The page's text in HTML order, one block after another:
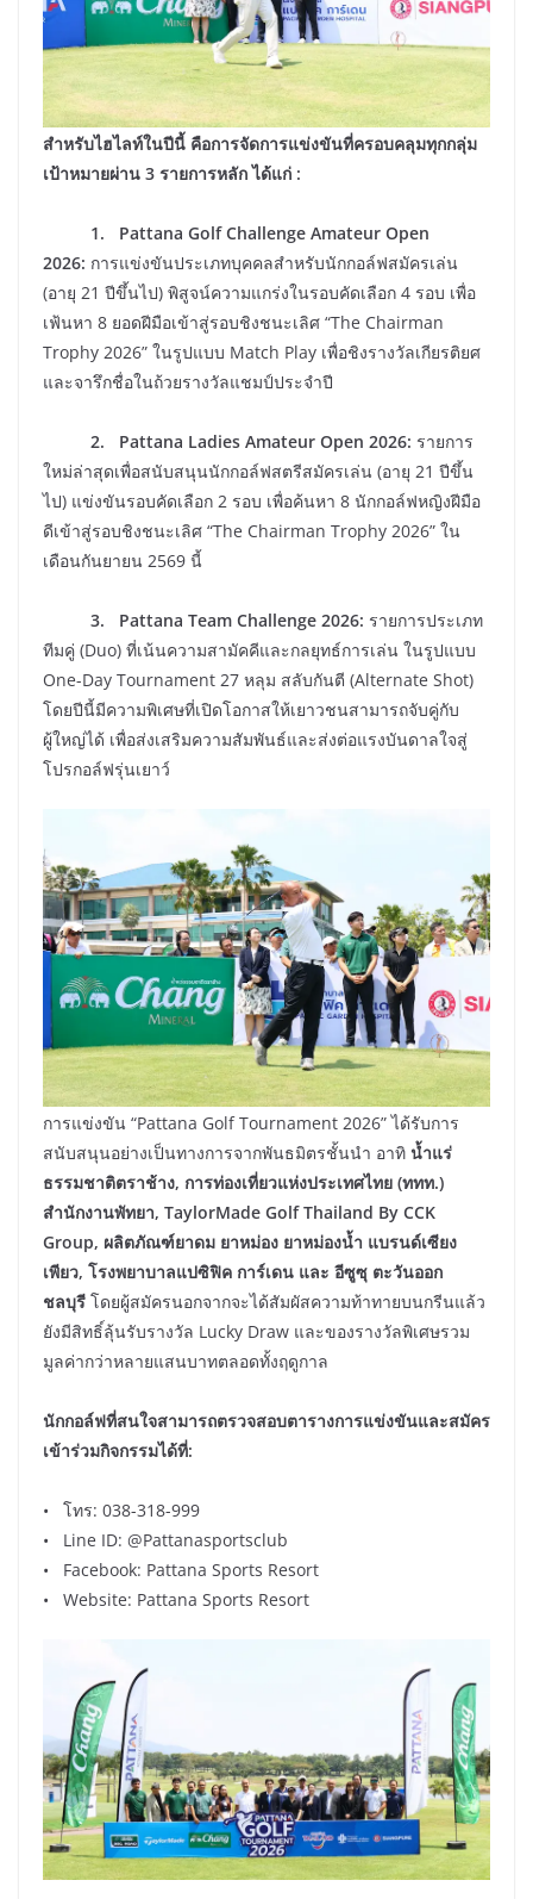
สำหรับไฮไลท์ในปีนี้ คือการจัดการแข่งขันที่ครอบคลุมทุกกลุ่ม
เป้าหมายผ่าน 3 รายการหลัก ได้แก่ :
1. Pattana Golf Challenge Amateur Open
2026: การแข่งขันประเภทบุคคลสำหรับนักกอล์ฟสมัครเล่น
(อายุ 21 ปีขึ้นไป) พิสูจน์ความแกร่งในรอบคัดเลือก 4 รอบ เพื่อ
เฟ้นหา 8 ยอดฝีมือเข้าสู่รอบชิงชนะเลิศ “The Chairman
Trophy 2026” ในรูปแบบ Match Play เพื่อชิงรางวัลเกียรติยศ
และจารึกชื่อในถ้วยรางวัลแชมป์ประจำปี
2. Pattana Ladies Amateur Open 2026: รายการ
ใหม่ล่าสุดเพื่อสนับสนุนนักกอล์ฟสตรีสมัครเล่น (อายุ 21 ปีขึ้น
ไป) แข่งขันรอบคัดเลือก 2 รอบ เพื่อค้นหา 8 นักกอล์ฟหญิงฝีมือ
ดีเข้าสู่รอบชิงชนะเลิศ “The Chairman Trophy 2026” ใน
เดือนกันยายน 2569 นี้
3. Pattana Team Challenge 2026: รายการประเภท
ทีมคู่ (Duo) ที่เน้นความสามัคคีและกลยุทธ์การเล่น ในรูปแบบ
One-Day Tournament 27 หลุม สลับกันตี (Alternate Shot)
โดยปีนี้มีความพิเศษที่เปิดโอกาสให้เยาวชนสามารถจับคู่กับ
ผู้ใหญ่ได้ เพื่อส่งเสริมความสัมพันธ์และส่งต่อแรงบันดาลใจสู่
โปรกอล์ฟรุ่นเยาว์
การแข่งขัน “Pattana Golf Tournament 2026” ได้รับการ
สนับสนุนอย่างเป็นทางการจากพันธมิตรชั้นนำ อาทิ น้ำแร่
ธรรมชาติตราช้าง, การท่องเที่ยวแห่งประเทศไทย (ททท.)
สำนักงานพัทยา, TaylorMade Golf Thailand By CCK
Group, ผลิตภัณฑ์ยาดม ยาหม่อง ยาหม่องน้ำ แบรนด์เซียง
เพียว, โรงพยาบาลแปซิฟิค การ์เดน และ อีซูซุ ตะวันออก
ชลบุรี โดยผู้สมัครนอกจากจะได้สัมผัสความท้าทายบนกรีนแล้ว
ยังมีสิทธิ์ลุ้นรับรางวัล Lucky Draw และของรางวัลพิเศษรวม
มูลค่ากว่าหลายแสนบาทตลอดทั้งฤดูกาล
นักกอล์ฟที่สนใจสามารถตรวจสอบตารางการแข่งขันและสมัคร
เข้าร่วมกิจกรรมได้ที่:
• โทร: 038-318-999
• Line ID: @Pattanasportsclub
• Facebook: Pattana Sports Resort
• Website: Pattana Sports Resort